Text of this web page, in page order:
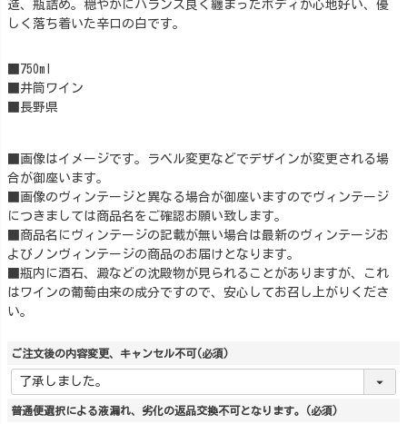
造、瓶詰め。穏やかにバランス良く纏まったボディが心地好い、優
しく落ち着いた辛口の白です。
■750ml
■井筒ワイン
■長野県
■画像はイメージです。ラベル変更などでデザインが変更される場
合が御座います。
■画像のヴィンテージと異なる場合が御座いますのでヴィンテージ
につきましては商品名をご確認お願い致します。
■商品名にヴィンテージの記載が無い場合は最新のヴィンテージお
よびノンヴィンテージの商品のお届けとなります。
■瓶内に酒石、澱などの沈殿物が見られることがありますが、これ
はワインの葡萄由来の成分ですので、安心してお召し上がりくださ
い。
ご注文後の内容変更、キャンセル不可(必須)
普通便選択による液漏れ、劣化の返品交換不可となります。 (必須)